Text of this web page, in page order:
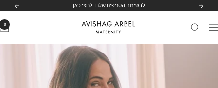
הקודם לרשימת הסניפים שלנו לחצי כאן הבא
ניווט
Avishag
Maternity
0